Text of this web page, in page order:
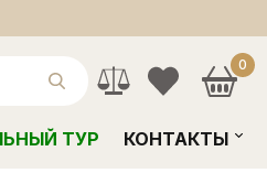
0
ТУР КОНТАКТЫ